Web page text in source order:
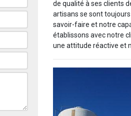
de qualité à ses clients
artisans se sont
savoir-faire et notre
établissons avec notre
une attitude réactive et